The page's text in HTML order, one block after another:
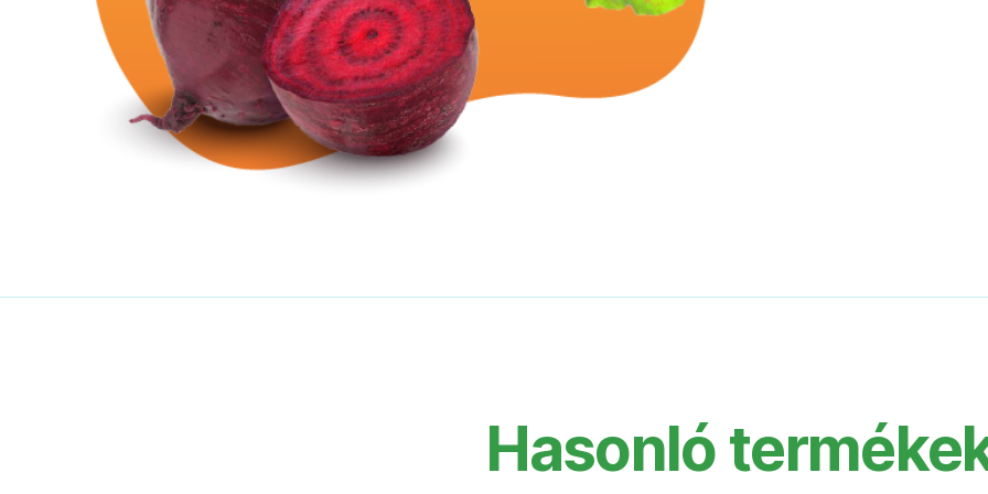
Hasonló